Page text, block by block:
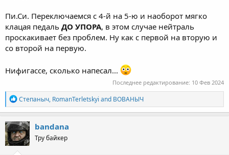
Пи.Си. Переключаемся с 4-й на 5-ю и наоборот мягко
клацая педаль ДО УПОРА, в этом случае нейтраль
проскакивает без проблем. Ну как с первой на вторую и
со второй на первую.
Нифигассе, сколько напесал...
Последнее редактирование: 10 Фев 2024
R
e
a
c
t
i
o
Степаныч, RomanTerletskyi and ВОВАНЫЧ
bandana
Тру байкер